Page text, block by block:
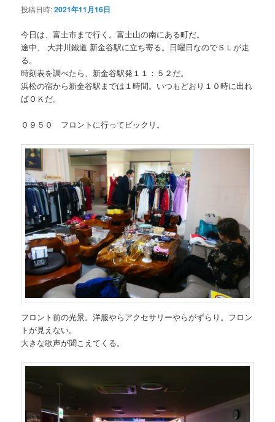
投稿日時:2021年11月16日
今日は、富士市まで行く。富士山の南にある町だ。
途中、 大井川鐵道 新金谷駅に立ち寄る。日曜日なのでＳＬが走
る。
時刻表を調べたら、新金谷駅発１１：５２だ。
浜松の宿から新金谷駅までは１時間。いつもどおり１０時に出れ
ばＯＫだ。
０９５０ フロントに行ってビックリ。
フロント前の光景。洋服やらアクセサリーやらがずらり。フロン
トが見えない。
大きな歌声が聞こえてくる。